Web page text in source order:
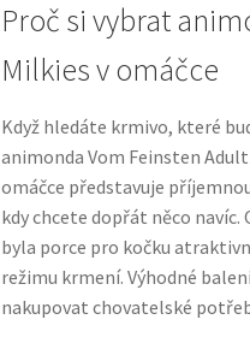
Proč si vybrat
Milkies v omáčce
Když hledáte krmivo, které
animonda Vom Feinsten
omáčce představuje
kdy chcete dopřát něco
byla porce pro kočku
režimu krmení. Výhodné
nakupovat chovatelské